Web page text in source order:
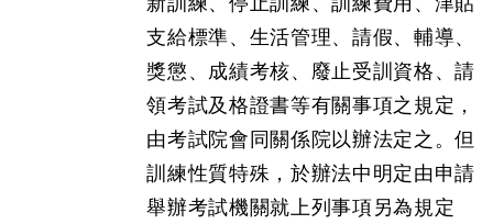
支給標準、生活管理、請假、輔導、
獎懲、成績考核、廢止受訓資格、請
領考試及格證書等有關事項之規定，
由考試院會同關係院以辦法定之。但
訓練性質特殊，於辦法中明定由申請
舉辦考試機關就上列事項另為規定